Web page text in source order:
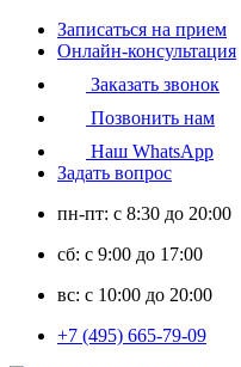
Записаться на прием
Онлайн-консультация
Заказать звонок
Позвонить нам
Наш WhatsApp
Задать вопрос
пн-пт: с 8:30 до 20:00
сб: с 9:00 до 17:00
вс: с 10:00 до 20:00
+7 (495) 665-79-09